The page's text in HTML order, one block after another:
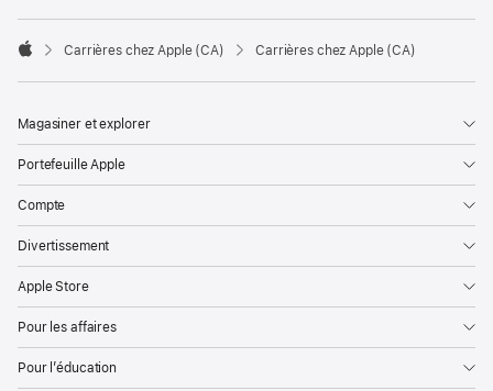

Carrières chez Apple (CA) Carrières chez Apple (CA)
Magasiner et explorer
Portefeuille Apple
Compte
Divertissement
Apple Store
Pour les affaires
Pour l’éducation